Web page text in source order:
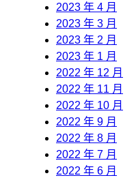
2023 年 4 月
2023 年 3 月
2023 年 2 月
2023 年 1 月
2022 年 12 月
2022 年 11 月
2022 年 10 月
2022 年 9 月
2022 年 8 月
2022 年 7 月
2022 年 6 月